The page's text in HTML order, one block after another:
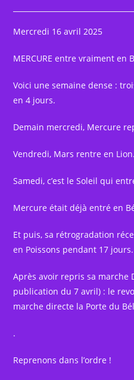
lecture :
Mercredi 16 avril 2025
MERCURE entre vraiment en
Voici une semaine dense :
en 4 jours.
Demain mercredi, Mercure
Vendredi, Mars rentre en Lion.
Samedi, c’est le Soleil qui
Mercure était déjà entré en
Et puis, sa rétrogradation
en Poissons pendant 17 jours.
Après avoir repris sa marche
publication du 7 avril) : le
marche directe la Porte du
.
Reprenons dans l’ordre !